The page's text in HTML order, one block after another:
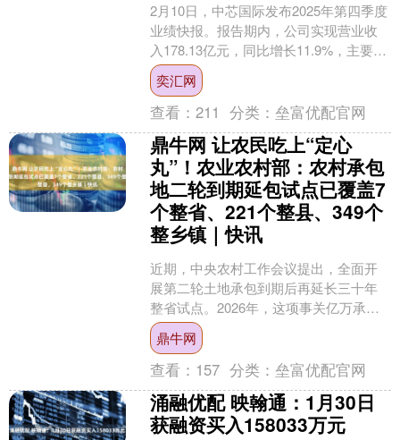
2月10日，中芯国际发布2025年第四季度
业绩快报。报告期内，公司实现营业收
入178.13亿元，同比增长11.9%，主要受
益于需求持续回暖及国产进程订单拉
动，体....
奕汇网
查看：211 分类： 垒富优配官网
鼎牛网 让农民吃上“定心
丸”！农业农村部：农村承包
地二轮到期延包试点已覆盖7
个整省、221个整县、349个
整乡镇｜快讯
近期，中央农村工作会议提出，全面开
展第二轮土地承包到期后再延长三十年
整省试点。2026年，这项事关亿万承包
农户切身利益的试点工作将如何推进？ 1
月22日，国新办....
鼎牛网
查看： 157 分类： 垒富优配官网
涌融优配 映翰通：1月30日
获融资买入158033万元